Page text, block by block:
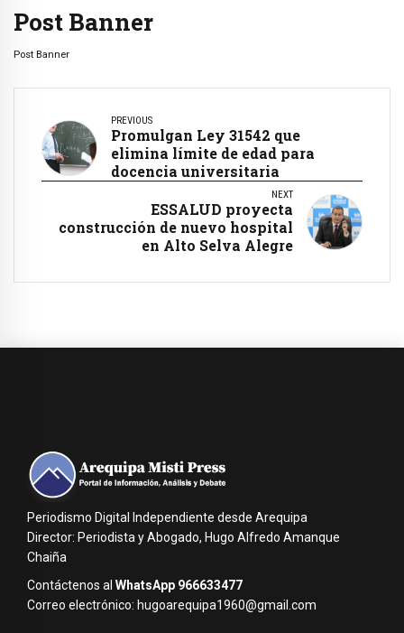
Post Banner
Post Banner
PREVIOUS
Promulgan Ley 31542 que
elimina límite de edad para
docencia universitaria
NEXT
ESSALUD proyecta
construcción de nuevo hospital
en Alto Selva Alegre
Periodismo Digital Independiente desde Arequipa
Director: Periodista y Abogado, Hugo Alfredo Amanque
Chaiña
Contáctenos al WhatsApp 966633477
Correo electrónico: hugoarequipa1960@gmail.com